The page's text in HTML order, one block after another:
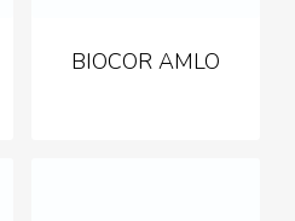
BIOCOR AMLO